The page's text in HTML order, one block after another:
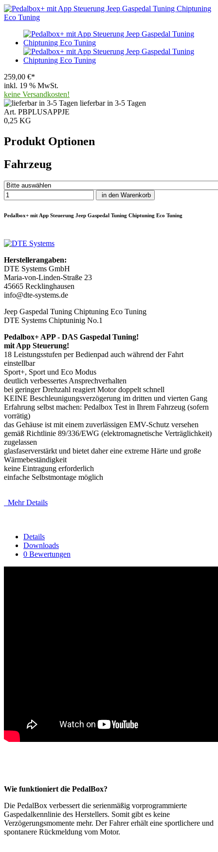
259,00 €*
inkl. 19 % MwSt.
keine Versandkosten!
lieferbar in 3-5 Tagen
Art. PBPLUSAPPJE
0,25 KG
Produkt Optionen
Fahrzeug
in den Warenkorb
Pedalbox+ mit App Steuerung Jeep Gaspedal Tuning Chiptuning Eco Tuning
Herstellerangaben:
DTE Systems GmbH
Maria-von-Linden-Straße 23
45665 Recklinghausen
info@dte-systems.de
Jeep Gaspedal Tuning Chiptuning Eco Tuning
DTE Systems Chiptuninig No.1
Pedalbox+ APP - DAS Gaspedal Tuning!
mit App Steuerung!
18 Leistungsstufen per Bedienpad auch während der Fahrt
einstellbar
Sport+, Sport und Eco Modus
deutlich verbessertes Ansprechverhalten
bei geringer Drehzahl reagiert Motor doppelt schnell
KEINE Beschleunigungsverzögerung im dritten und vierten Gang
Erfahrung selbst machen: Pedalbox Test in Ihrem Fahrzeug (sofern
vorrätig)
das Gehäuse ist mit einem zuverlässigen EMV-Schutz versehen
gemäß Richtlinie 89/336/EWG (elektromagnetische Verträglichkeit)
zugelassen
glasfaserverstärkt und bietet daher eine extreme Härte und große
Wärmebeständigkeit
keine Eintragung erforderlich
einfache Selbstmontage möglich
Mehr Details
Details
Downloads
0 Bewertungen
Wie funktioniert die PedalBox?
Die PedalBox verbessert die serienmäßig vorprogrammierte
Gaspedalkennlinie des Herstellers. Somit gibt es keine
Verzögerungsmomente mehr. Der Fahrer erhält eine sportlichere und
spontanere Rückmeldung vom Motor.